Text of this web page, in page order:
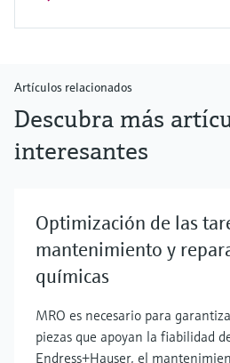
Artículos relacionados
Descubra más
interesantes
Optimización de las
mantenimiento y
químicas
MRO es necesario para
piezas que apoyan la fiabilidad
Endress+Hauser, el